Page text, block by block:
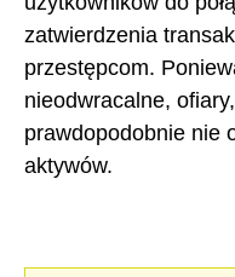
zatwierdzenia
przestępcom.
nieodwracalne,
prawdopodobnie nie
aktywów.